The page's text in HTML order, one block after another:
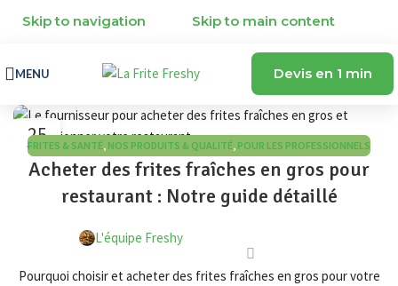
Skip to navigation Skip to main content
MENU Devis en 1 min
25
MAR
FRITES & SANTÉ, NOS PRODUITS & QUALITÉ, POUR LES PROFESSIONNELS
Acheter des frites fraîches en gros pour
restaurant : Notre guide détaillé
L'équipe Freshy
Pourquoi choisir et acheter des frites fraîches en gros pour votre